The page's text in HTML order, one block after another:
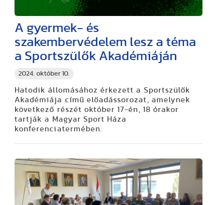
2024. október 10.
A gyermek- és
szakembervédelem lesz a téma
a Sportszülők Akadémiáján
Hatodik állomásához érkezett a Sportszülők
Akadémiája című előadássorozat, amelynek
következő részét október 17-én, 18 órakor
tartják a Magyar Sport Háza
konferenciatermében.